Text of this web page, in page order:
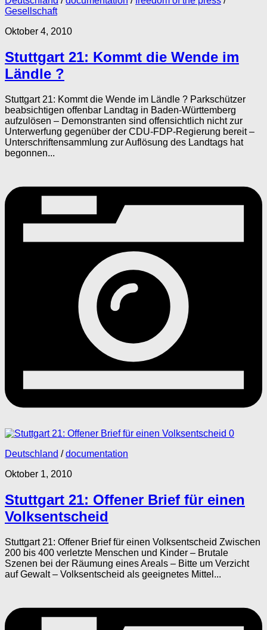
Gesellschaft
Oktober 4, 2010
Stuttgart 21: Kommt die Wende im
Ländle ?
Stuttgart 21: Kommt die Wende im Ländle ? Parkschützer
beabsichtigen offenbar Landtag in Baden-Württemberg
aufzulösen – Demonstranten sind offensichtlich nicht zur
Unterwerfung gegenüber der CDU-FDP-Regierung bereit –
Unterschriftensammlung zur Auflösung des Landtags hat
begonnen...
0
Deutschland /documentation
Oktober 1, 2010
Stuttgart 21: Offener Brief für einen
Volksentscheid
Stuttgart 21: Offener Brief für einen Volksentscheid Zwischen
200 bis 400 verletzte Menschen und Kinder – Brutale
Szenen bei der Räumung eines Areals – Bitte um Verzicht
auf Gewalt – Volksentscheid als geeignetes Mittel...